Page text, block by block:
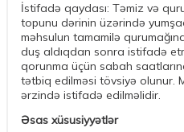
İstifadə qaydası: Təmiz və
topunu dərinin üzərində
məhsulun tamamilə
duş aldıqdan sonra istifadə
qorunma üçün sabah
tətbiq edilməsi tövsiyə olunur.
ərzində istifadə edilməlidir.
Əsas xüsusiyyətlər